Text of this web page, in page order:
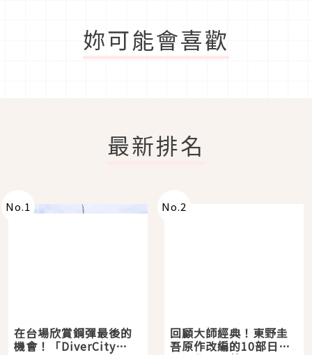
妳可能會喜歡
最新排名
No.1
在台場欣賞鋼彈最後的
機會！「DiverCity
No.2
回顧大師經典！東野圭
吾原作改編的10部日本